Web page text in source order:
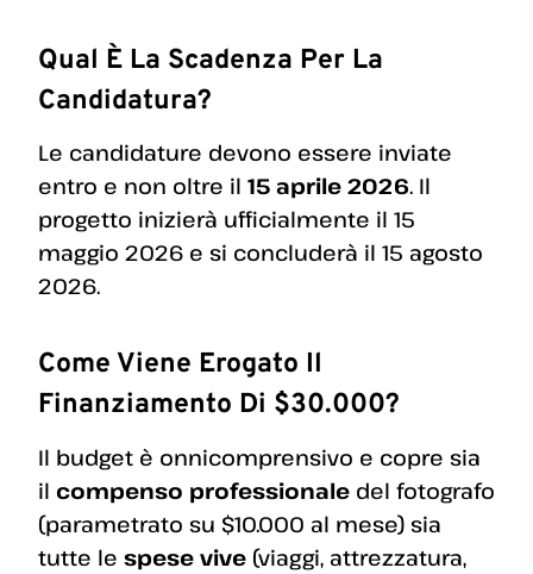
Qual È La Scadenza Per La
Candidatura?
Le candidature devono essere inviate
entro e non oltre il 15 aprile 2026. Il
progetto inizierà ufficialmente il 15
maggio 2026 e si concluderà il 15 agosto
2026.
Come Viene Erogato Il
Finanziamento Di $30.000?
Il budget è onnicomprensivo e copre sia
il compenso professionale del fotografo
(parametrato su $10.000 al mese) sia
tutte le spese vive (viaggi, attrezzatura,